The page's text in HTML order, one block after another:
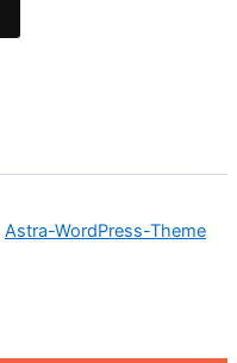
Astra-WordPress-Theme